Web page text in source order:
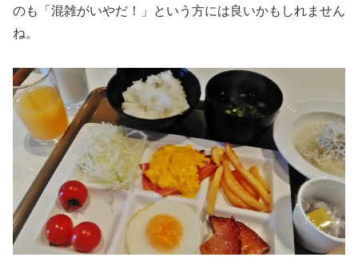
のも「混雑がいやだ！」という方には良いかもしれません
ね。